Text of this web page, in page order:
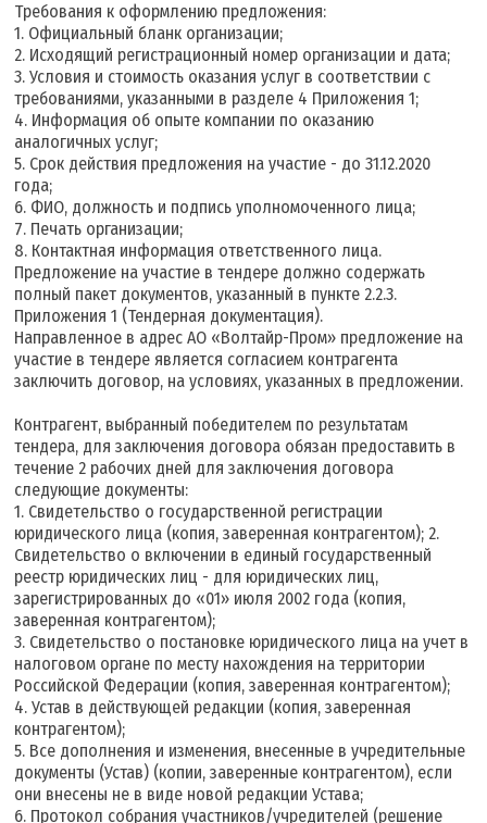
Требования к оформлению предложения:
1. Официальный бланк организации;
2. Исходящий регистрационный номер организации и дата;
3. Условия и стоимость оказания услуг в соответствии с
требованиями, указанными в разделе 4 Приложения 1;
4. Информация об опыте компании по оказанию
аналогичных услуг;
5. Срок действия предложения на участие - до 31.12.2020
года;
6. ФИО, должность и подпись уполномоченного лица;
7. Печать организации;
8. Контактная информация ответственного лица.
Предложение на участие в тендере должно содержать
полный пакет документов, указанный в пункте 2.2.3.
Приложения 1 (Тендерная документация).
Направленное в адрес АО «Волтайр-Пром» предложение на
участие в тендере является согласием контрагента
заключить договор, на условиях, указанных в предложении.
Контрагент, выбранный победителем по результатам
тендера, для заключения договора обязан предоставить в
течение 2 рабочих дней для заключения договора
следующие документы:
1. Свидетельство о государственной регистрации
юридического лица (копия, заверенная контрагентом); 2.
Свидетельство о включении в единый государственный
реестр юридических лиц - для юридических лиц,
зарегистрированных до «01» июля 2002 года (копия,
заверенная контрагентом);
3. Свидетельство о постановке юридического лица на учет в
налоговом органе по месту нахождения на территории
Российской Федерации (копия, заверенная контрагентом);
4. Устав в действующей редакции (копия, заверенная
контрагентом);
5. Все дополнения и изменения, внесенные в учредительные
документы (Устав) (копии, заверенные контрагентом), если
они внесены не в виде новой редакции Устава;
6. Протокол собрания участников/учредителей (решение